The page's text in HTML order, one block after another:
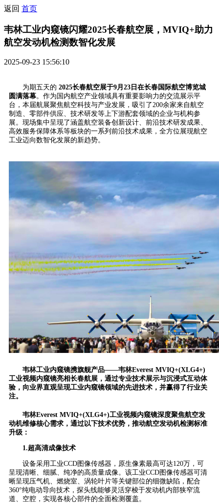
返回 首页
韦林工业内窥镜闪耀2025长春航空展，MVIQ+助力
航空发动机检测数智化发展
2025-09-23 15:56:10
为期五天的 2025长春航空展于9月23日在长春国际航空博览城
圆满落幕。作为国内航空产业领域具有重要影响力的交流展示平
台，本届航展聚焦航空科技与产业发展，吸引了200余家来自航空
制造、零部件供应、技术研发等上下游配套领域的企业与机构参
展。现场集中呈现了涵盖航空装备创新设计、前沿技术研发成果、
高效服务保障体系等板块的一系列前沿技术成果，全方位展现航空
工业迈向数智化发展的新趋势。
韦林工业内窥镜携旗舰产品——韦林Everest MVIQ+(XLG4+)
工业视频内窥镜亮相长春航展，通过专业技术展示与沉浸式互动体
验，向业界直观呈现工业内窥镜领域的先进技术，并赢得了行业关
注。
韦林Everest MVIQ+(XLG4+)工业视频内窥镜深度聚焦航空发
动机维修核心需求，通过以下技术优势，推动航空发动机检测标准
升级：
1.超高清成像技术
设备采用工业CCD图像传感器，原生像素最高可达120万，可
呈现清晰、细腻、纯净的高质量成像。该工业CCD图像传感器可清
晰呈现压气机、燃烧室、涡轮叶片等关键部位的细微缺陷，配合
360°纯电动导向技术，探头线能够灵活穿梭于发动机内部狭窄流
道、空腔，实现各核心部件的全面检测覆盖。